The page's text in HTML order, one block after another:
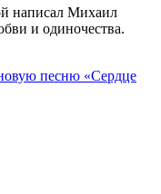
написал Михаил
и одиночества.